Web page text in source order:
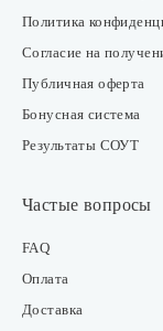
Политика
Согласие на
Публичная оферта
Бонусная система
Результаты СОУТ
Частые вопросы
FAQ
Оплата
Доставка